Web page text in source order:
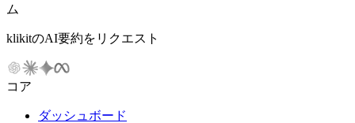
ム
klikitのAI要約をリクエスト
コア
ダッシュボード